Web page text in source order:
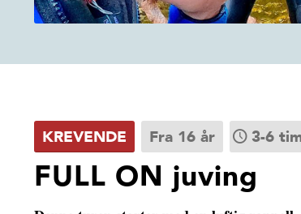
KREVENDE Fra 16 år 3-6
FULL ON juving